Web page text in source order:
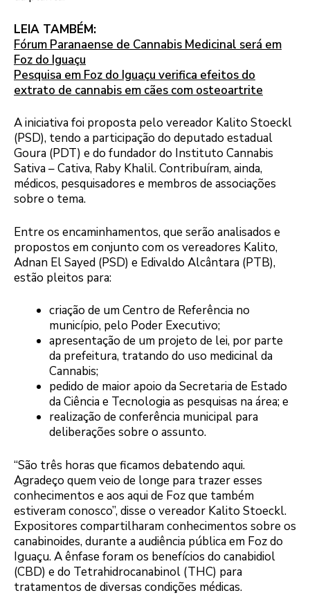
LEIA TAMBÉM:
Fórum Paranaense de Cannabis Medicinal será em
Foz do Iguaçu
Pesquisa em Foz do Iguaçu verifica efeitos do
extrato de cannabis em cães com osteoartrite
A iniciativa foi proposta pelo vereador Kalito Stoeckl
(PSD), tendo a participação do deputado estadual
Goura (PDT) e do fundador do Instituto Cannabis
Sativa – Cativa, Raby Khalil. Contribuíram, ainda,
médicos, pesquisadores e membros de associações
sobre o tema.
Entre os encaminhamentos, que serão analisados e
propostos em conjunto com os vereadores Kalito,
Adnan El Sayed (PSD) e Edivaldo Alcântara (PTB),
estão pleitos para:
criação de um Centro de Referência no
município, pelo Poder Executivo;
apresentação de um projeto de lei, por parte
da prefeitura, tratando do uso medicinal da
Cannabis;
pedido de maior apoio da Secretaria de Estado
da Ciência e Tecnologia as pesquisas na área; e
realização de conferência municipal para
deliberações sobre o assunto.
“São três horas que ficamos debatendo aqui.
Agradeço quem veio de longe para trazer esses
conhecimentos e aos aqui de Foz que também
estiveram conosco”, disse o vereador Kalito Stoeckl.
Expositores compartilharam conhecimentos sobre os
canabinoides, durante a audiência pública em Foz do
Iguaçu. A ênfase foram os benefícios do canabidiol
(CBD) e do Tetrahidrocanabinol (THC) para
tratamentos de diversas condições médicas.